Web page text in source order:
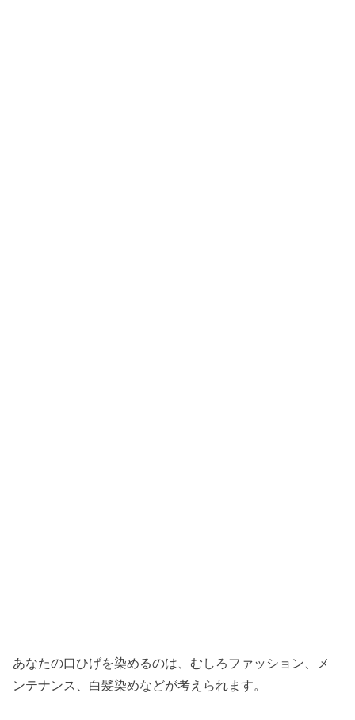
あなたの口ひげを染めるのは、むしろファッション、メ
ンテナンス、白髪染めなどが考えられます。